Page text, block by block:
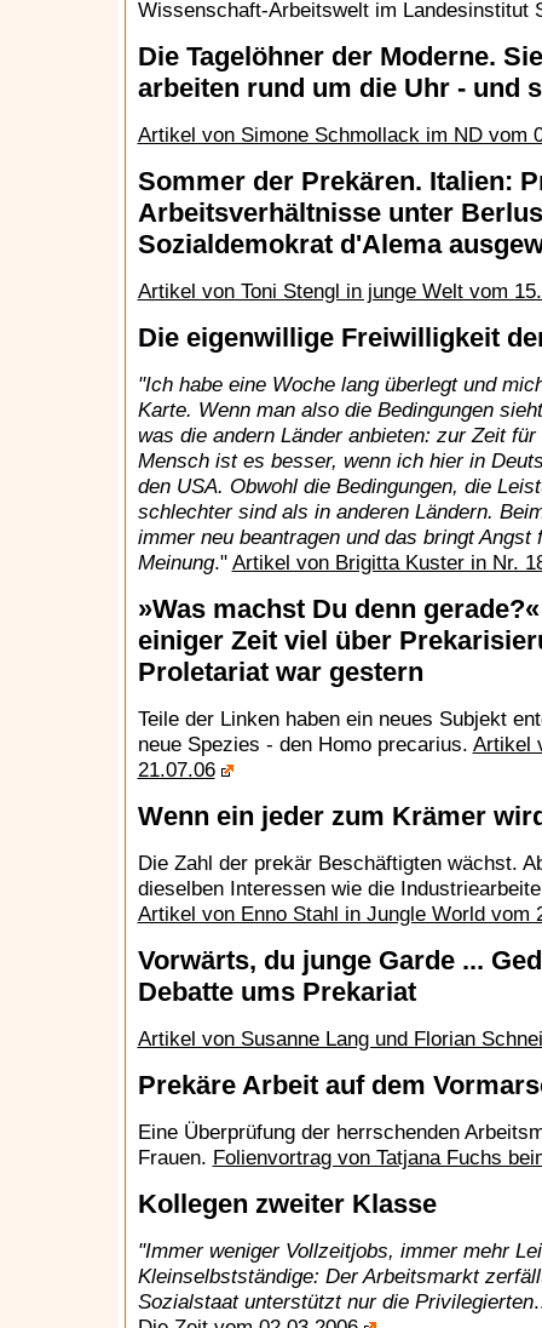
Wissenschaft-Arbeitswelt im Landesinstitut
Die Tagelöhner der Moderne.
arbeiten rund um die Uhr - und
Artikel von Simone Schmollack im ND vom
Sommer der Prekären. Italien:
Arbeitsverhältnisse unter
Sozialdemokrat d'Alema
Artikel von Toni Stengl in junge Welt vom
Die eigenwillige Freiwilligkeit
"Ich habe eine Woche lang überlegt und
Karte. Wenn man also die Bedingungen
was die andern Länder anbieten: zur Zeit
Mensch ist es besser, wenn ich hier in
den USA. Obwohl die Bedingungen, die
schlechter sind als in anderen Ländern.
immer neu beantragen und das bringt
Meinung." Artikel von Brigitta Kuster in Nr.
»Was machst Du denn
einiger Zeit viel über
Proletariat war gestern
Teile der Linken haben ein neues Subjekt
neue Spezies - den Homo precarius. Artikel
21.07.06
Wenn ein jeder zum Krämer
Die Zahl der prekär Beschäftigten wächst.
dieselben Interessen wie die
Artikel von Enno Stahl in Jungle World vom
Vorwärts, du junge Garde ...
Debatte ums Prekariat
Artikel von Susanne Lang und Florian
Prekäre Arbeit auf dem
Eine Überprüfung der herrschenden
Frauen. Folienvortrag von Tatjana Fuchs
Kollegen zweiter Klasse
"Immer weniger Vollzeitjobs, immer mehr
Kleinselbstständige: Der Arbeitsmarkt
Sozialstaat unterstützt nur die Privilegierten